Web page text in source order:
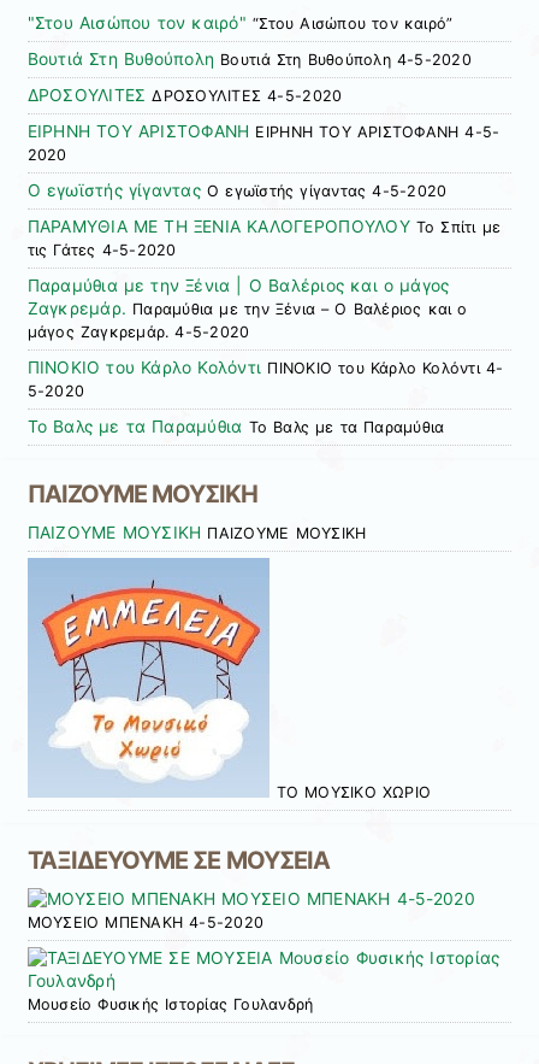
"Στου Αισώπου τον καιρό" “Στου Αισώπου τον καιρό”
Βουτιά Στη Βυθούπολη Βουτιά Στη Βυθούπολη 4-5-2020
ΔΡΟΣΟΥΛΙΤΕΣ ΔΡΟΣΟΥΛΙΤΕΣ 4-5-2020
ΕΙΡΗΝΗ ΤΟΥ ΑΡΙΣΤΟΦΑΝΗ ΕΙΡΗΝΗ ΤΟΥ ΑΡΙΣΤΟΦΑΝΗ 4-5-
2020
Ο εγωϊστής γίγανταςΟ εγωϊστής γίγαντας 4-5-2020
ΠΑΡΑΜΥΘΙΑ ΜΕ ΤΗ ΞΕΝΙΑ ΚΑΛΟΓΕΡΟΠΟΥΛΟΥΤο Σπίτι με
τις Γάτες 4-5-2020
Παραμύθια με την Ξένια | Ο Βαλέριος και ο μάγος
Ζαγκρεμάρ. Παραμύθια με την Ξένια – Ο Βαλέριος και ο
μάγος Ζαγκρεμάρ. 4-5-2020
ΠΙΝΟΚΙΟ του Κάρλο Κολόντι ΠΙΝΟΚΙΟ του Κάρλο Κολόντι 4-
5-2020
Το Βαλς με τα Παραμύθια Το Βαλς με τα Παραμύθια
ΠΑΙΖΟΥΜΕ ΜΟΥΣΙΚΗ
ΠΑΙΖΟΥΜΕ ΜΟΥΣΙΚΗ ΠΑΙΖΟΥΜΕ ΜΟΥΣΙΚΗ
ΤΟ ΜΟΥΣΙΚΟ ΧΩΡΙΟ
ΤΑΞΙΔΕΥΟΥΜΕ ΣΕ ΜΟΥΣΕΙΑ
ΜΟΥΣΕΙΟ ΜΠΕΝΑΚΗ 4-5-2020
Μουσείο Φυσικής Ιστορίας Γουλανδρή